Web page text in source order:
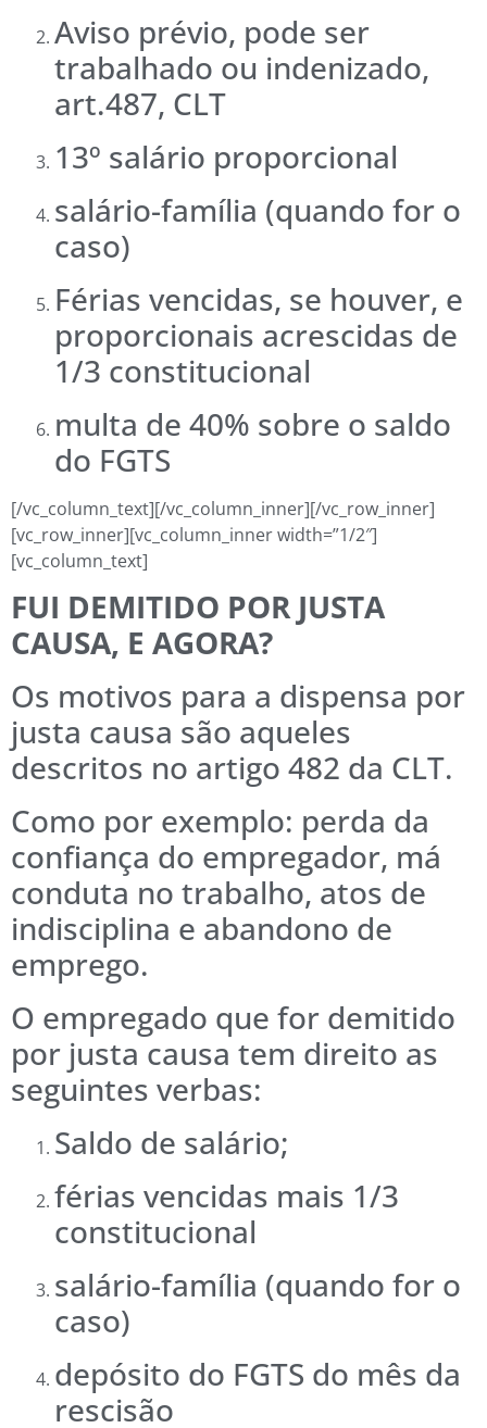
Aviso prévio, pode ser
trabalhado ou indenizado,
art.487, CLT
13º salário proporcional
salário-família (quando for o
caso)
Férias vencidas, se houver, e
proporcionais acrescidas de
1/3 constitucional
multa de 40% sobre o saldo
do FGTS
[/vc_column_text][/vc_column_inner][/vc_row_inner]
[vc_row_inner][vc_column_inner width=”1/2″]
[vc_column_text]
FUI DEMITIDO POR JUSTA
CAUSA, E AGORA?
Os motivos para a dispensa por
justa causa são aqueles
descritos no artigo 482 da CLT.
Como por exemplo: perda da
confiança do empregador, má
conduta no trabalho, atos de
indisciplina e abandono de
emprego.
O empregado que for demitido
por justa causa tem direito as
seguintes verbas:
Saldo de salário;
férias vencidas mais 1/3
constitucional
salário-família (quando for o
caso)
depósito do FGTS do mês da
rescisão